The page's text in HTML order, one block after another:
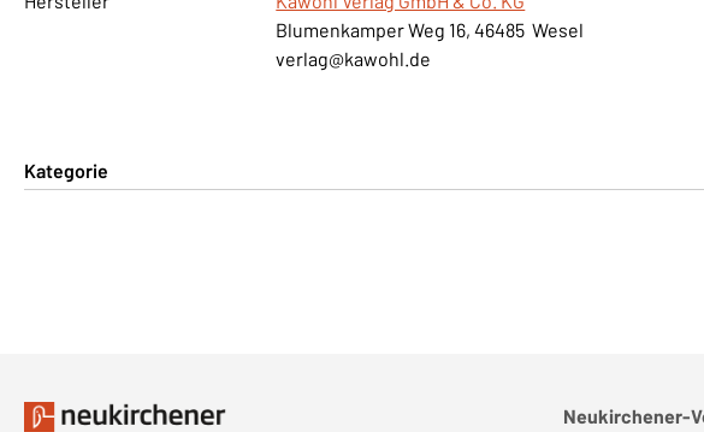
Blumenkamper Weg 16, 46485 Wesel
verlag@kawohl.de
Kategorie
Neukirchener-